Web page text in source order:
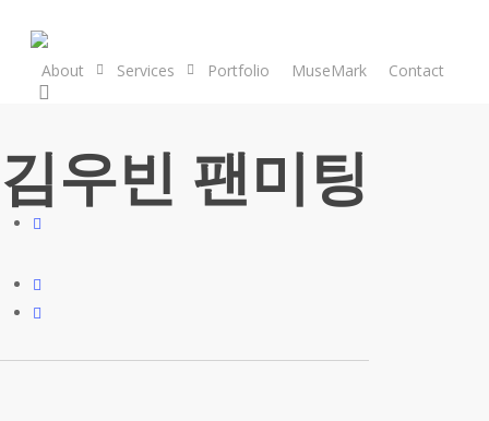
content
About Services Portfolio MuseMark Contact
김우빈 팬미팅